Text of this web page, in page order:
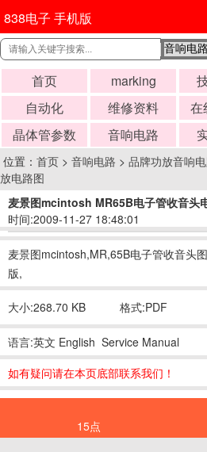
838电子 手机版
首页 marking
自动化
维修资料 在
晶体管参数
音响电路
位置： 首页 > 音响电路 > 品牌功放音响
放电路图
麦景图mcintosh MR65B电子管收音头
时间:2009-11-27 18:48:01
麦景图mcintosh,MR,65B电子管收音头
版,
大小:268.70 KB 格式:PDF
语言:英文 English Service Manual
如有疑问请在本页底部联系我们！
15点